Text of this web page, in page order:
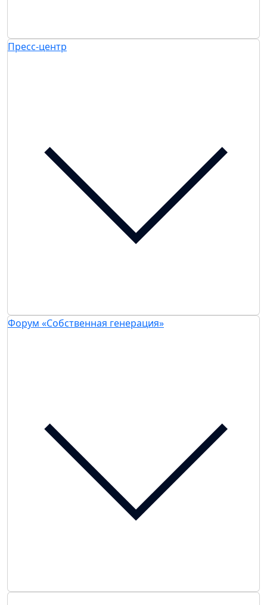
Пресс-центр
Форум «Собственная генерация»